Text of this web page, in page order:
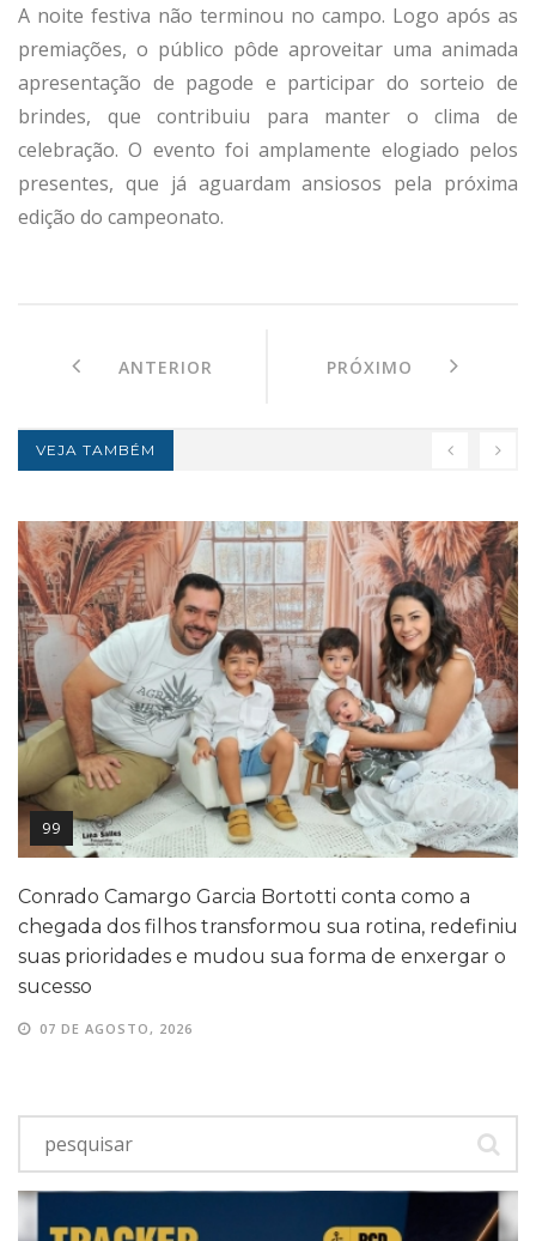
A noite festiva não terminou no campo. Logo após as
premiações, o público pôde aproveitar uma animada
apresentação de pagode e participar do sorteio de
brindes, que contribuiu para manter o clima de
celebração. O evento foi amplamente elogiado pelos
presentes, que já aguardam ansiosos pela próxima
edição do campeonato.
ANTERIOR PRÓXIMO
VEJA TAMBÉM
99
Conrado Camargo Garcia Bortotti conta como a
chegada dos filhos transformou sua rotina, redefiniu
suas prioridades e mudou sua forma de enxergar o
sucesso
07 DE AGOSTO, 2026